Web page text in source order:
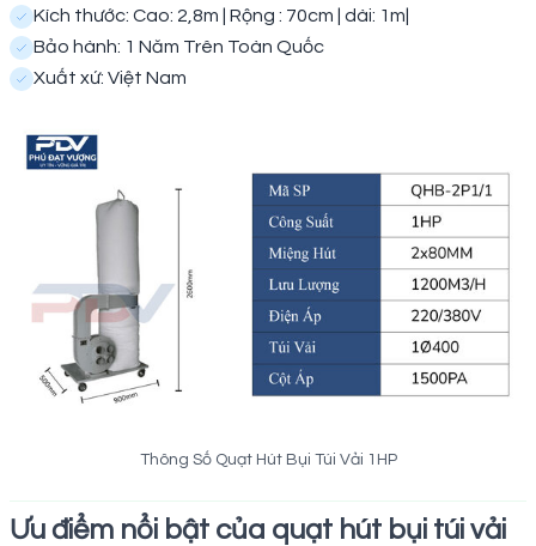
Kích thước: Cao: 2,8m | Rộng : 70cm | dài: 1m|
Bảo hành: 1 Năm Trên Toàn Quốc
Xuất xứ: Việt Nam
Thông Số Quạt Hút Bụi Túi Vải 1HP
Ưu điểm nổi bật của quạt hút bụi túi vải